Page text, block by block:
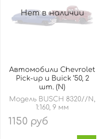
Нет в наличии
Автомобили Chevrolet
Pick-up и Buick ’50, 2
шт. (N)
Модель BUSCH 8320//N,
1:160, 9 мм
1150 руб